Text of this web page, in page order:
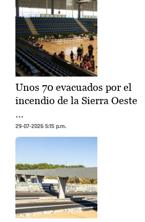
Unos 70 evacuados por el
incendio de la Sierra Oeste
…
29-07-2026 5:15 p.m.